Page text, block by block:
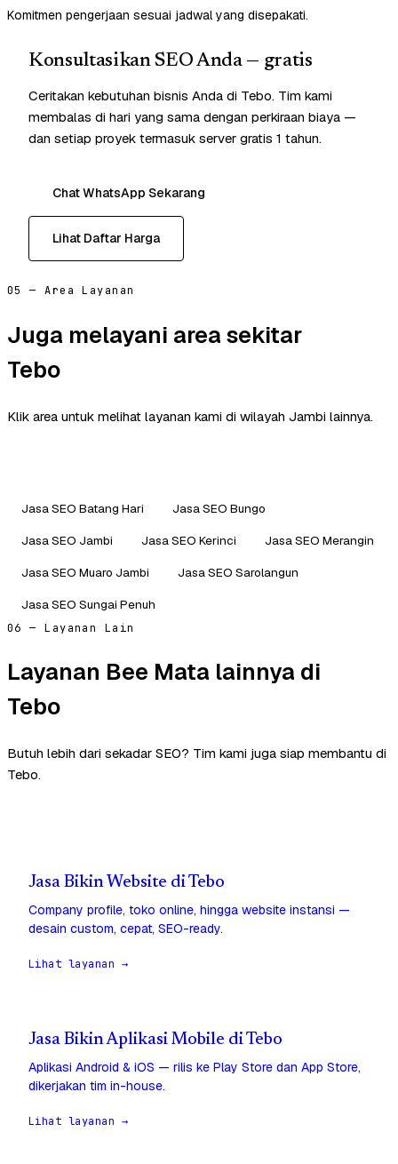
Komitmen pengerjaan sesuai jadwal yang disepakati.
Konsultasikan SEO Anda — gratis
Ceritakan kebutuhan bisnis Anda di Tebo. Tim kami
membalas di hari yang sama dengan perkiraan biaya —
dan setiap proyek termasuk server gratis 1 tahun.
Chat WhatsApp Sekarang
Lihat Daftar Harga
05 — Area Layanan
Juga melayani area sekitar
Tebo
Klik area untuk melihat layanan kami di wilayah Jambi lainnya.
Jasa SEO Batang Hari
Jasa SEO Bungo
Jasa SEO Jambi
Jasa SEO Kerinci
Jasa SEO Merangin
Jasa SEO Muaro Jambi
Jasa SEO Sarolangun
Jasa SEO Sungai Penuh
06 — Layanan Lain
Layanan Bee Mata lainnya di
Tebo
Butuh lebih dari sekadar SEO? Tim kami juga siap membantu di
Tebo.
Jasa Bikin Website di Tebo
Company profile, toko online, hingga website instansi —
desain custom, cepat, SEO-ready.
Lihat layanan →
Jasa Bikin Aplikasi Mobile di Tebo
Aplikasi Android & iOS — rilis ke Play Store dan App Store,
dikerjakan tim in-house.
Lihat layanan →